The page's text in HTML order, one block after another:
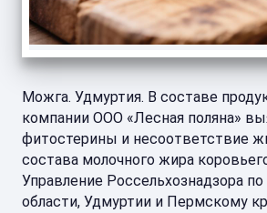
Можга. Удмуртия. В составе
компании ООО «Лесная поляна»
фитостерины и несоответствие
состава молочного жира
Управление Россельхознадзора
области, Удмуртии и Пермскому